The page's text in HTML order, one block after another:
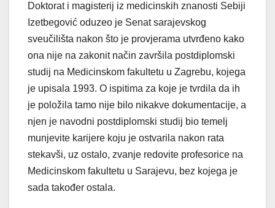
Doktorat i magisterij iz medicinskih znanosti Sebiji
Izetbegović oduzeo je Senat sarajevskog
sveučilišta nakon što je provjerama utvrđeno kako
ona nije na zakonit način završila postdiplomski
studij na Medicinskom fakultetu u Zagrebu, kojega
je upisala 1993. O ispitima za koje je tvrdila da ih
je položila tamo nije bilo nikakve dokumentacije, a
njen je navodni postdiplomski studij bio temelj
munjevite karijere koju je ostvarila nakon rata
stekavši, uz ostalo, zvanje redovite profesorice na
Medicinskom fakultetu u Sarajevu, bez kojega je
sada također ostala.